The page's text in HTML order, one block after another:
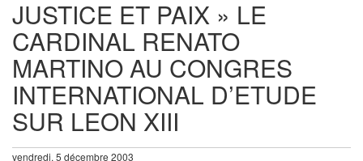
JUSTICE ET PAIX » LE
CARDINAL RENATO
MARTINO AU CONGRES
INTERNATIONAL D’ETUDE
SUR LEON XIII
vendredi, 5 décembre 2003